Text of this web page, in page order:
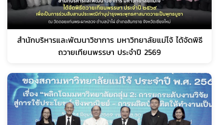
สำนักบริหารและพัฒนาวิชาการ มหาวิทยาลัยแม่โจ้ ได้จัดพิธี
ถวายเทียนพรรษา ประจำปี 2569